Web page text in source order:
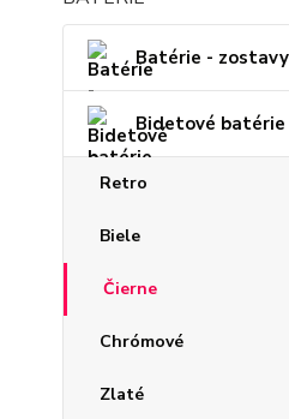
Batérie - zostavy
Bidetové batérie
Retro
Biele
Čierne
Chrómové
Zlaté